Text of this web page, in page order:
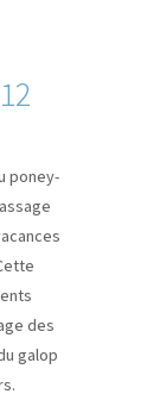
poney-
des
galop